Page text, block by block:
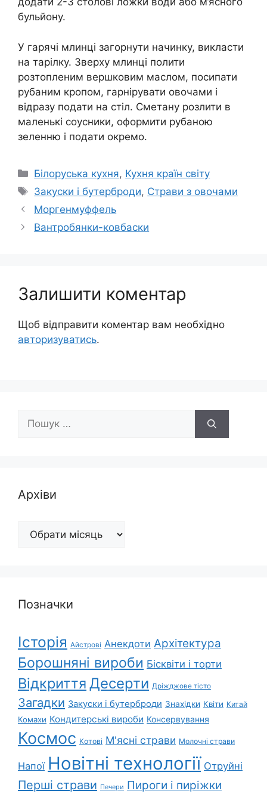
бульйону.
У гарячі млинці загорнути начинку, викласти
на тарілку. Зверху млинці полити
розтопленим вершковим маслом, посипати
рубаним кропом, гарнірувати овочами і
відразу подати на стіл. Сметану розлити в
маленькі соусники, оформити рубаною
зеленню і подати окремо.
Категорії
Білоруська кухня, Кухня країн світу
Позначки
Закуски і бутерброди, Страви з овочами
Моргенмуффель
Вантробянки-ковбаски
Залишити коментар
Щоб відправити коментар вам необхідно
авторизуватись.
Пошук:
Архіви
Архіви
Позначки
Історія Айстрові Анекдоти Архітектура
Борошняні вироби Бісквіти і торти
Відкриття Десерти Дріжджове тісто
Загадки Закуски і бутерброди Знахідки Квіти Китай
Комахи Кондитерські вироби Консервування
Космос Котові М'ясні страви Молочні страви
Напої Новітні технології Отруйні
Перші страви Печери Пироги і пиріжки